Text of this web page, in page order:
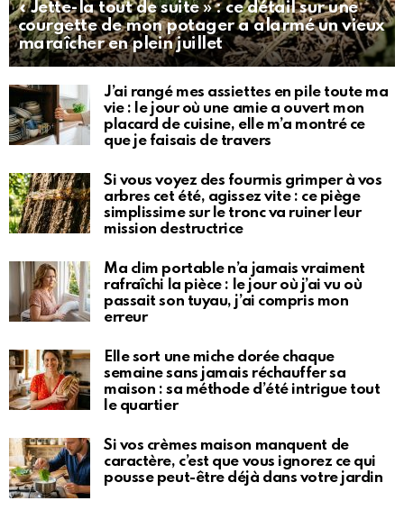
« Jette-la tout de suite » : ce détail sur une
courgette de mon potager a alarmé un vieux
maraîcher en plein juillet
J’ai rangé mes assiettes en pile toute ma
vie : le jour où une amie a ouvert mon
placard de cuisine, elle m’a montré ce
que je faisais de travers
Si vous voyez des fourmis grimper à vos
arbres cet été, agissez vite : ce piège
simplissime sur le tronc va ruiner leur
mission destructrice
Ma clim portable n’a jamais vraiment
rafraîchi la pièce : le jour où j’ai vu où
passait son tuyau, j’ai compris mon
erreur
Elle sort une miche dorée chaque
semaine sans jamais réchauffer sa
maison : sa méthode d’été intrigue tout
le quartier
Si vos crèmes maison manquent de
caractère, c’est que vous ignorez ce qui
pousse peut-être déjà dans votre jardin